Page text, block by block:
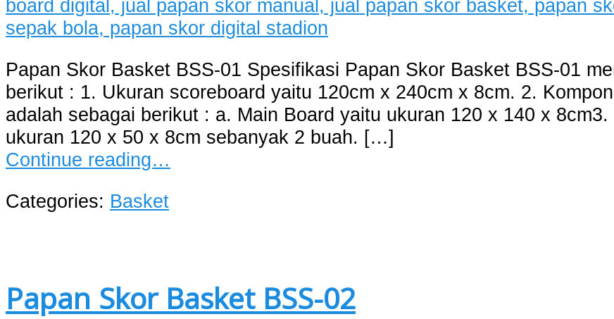
Papan Skor Basket BSS-01 Spesifikasi Papan Skor Basket BSS-01
berikut : 1. Ukuran scoreboard yaitu 120cm x 240cm x 8cm. 2.
adalah sebagai berikut : a. Main Board yaitu ukuran 120 x 140 x
ukuran 120 x 50 x 8cm sebanyak 2 buah. […]
Continue reading…
Categories: Basket
Papan Skor Basket BSS-02